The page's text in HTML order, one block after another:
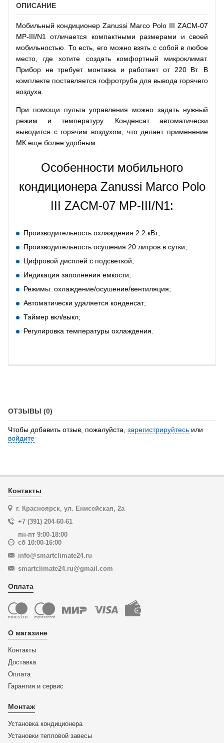
ОПИСАНИЕ
Мобильный кондиционер Zanussi Marco Polo III ZACM-07
MP-III/N1 отличается компактными размерами и своей
мобильностью. То есть, его можно взять с собой в любое
место, где хотите создать комфортный микроклимат.
Прибор не требует монтажа и работает от 220 Вт. В
комплекте поставляется гофротруба для вывода горячего
воздуха.
При помощи пульта управления можно задать нужный
режим и температуру. Конденсат автоматически
выводится с горячим воздухом, что делает применение
МК еще более удобным.
Особенности мобильного
кондиционера Zanussi Marco Polo
III ZACM-07 MP-III/N1:
Производительность охлаждения 2.2 кВт;
Производительность осушения 20 литров в сутки;
Цифровой дисплей с подсветкой;
Индикация заполнения емкости;
Режимы: охлаждение/осушение/вентиляция;
Автоматически удаляется конденсат;
Таймер вкл/выкл;
Регулировка температуры охлаждения.
ОТЗЫВЫ (0)
Чтобы добавить отзыв, пожалуйста, зарегистрируйтесь или
войдите
Контакты
г. Красноярск, ул. Енисейская, 2а
+7 (391) 204-60-61
пн-пт 9:00-18:00
сб 10:00-16:00
info@smartclimate24.ru
smartclimate24.ru@gmail.com
Оплата
О магазине
Контакты
Доставка
Оплата
Гарантия и сервис
Монтаж
Установка кондиционера
Установки тепловой завесы